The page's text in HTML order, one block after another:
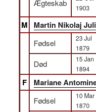
Ægteskab
1903
M Martin Nikolaj
Fødsel
23 Jul
1879
Død
15 Jan
1894
F Mariane
Fødsel
10 Mar
1870